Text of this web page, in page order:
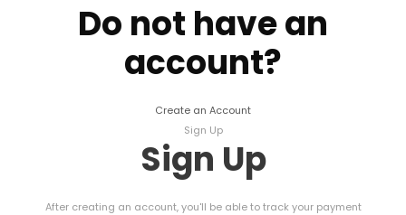
Do not have an
account?
Create an Account
Sign Up
Sign Up
After creating an account,you'll be able to track your payment